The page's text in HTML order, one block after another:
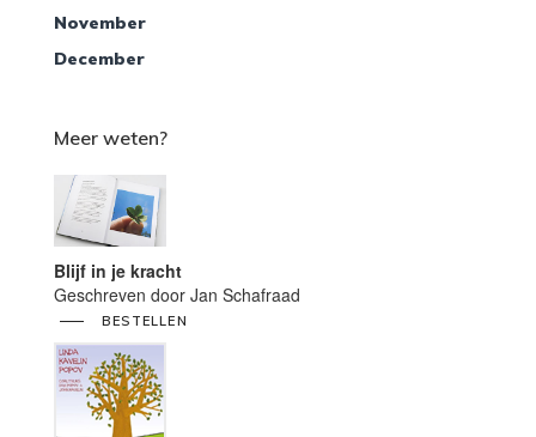
November
December
Meer weten?
Blijf in je kracht
Geschreven door Jan Schafraad
BESTELLEN